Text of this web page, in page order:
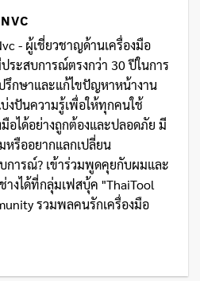
- ผู้เชี่ยวชาญด้านเครื่องมือ
ระสบการณ์ตรงกว่า 30 ปีในการ
รึกษาและแก้ไขปัญหาหน้างาน
งปันความรู้เพื่อให้ทุกคนใช้
มือได้อย่างถูกต้องและปลอดภัย มี
หรืออยากแลกเปลี่ยน
การณ์? เข้าร่วมพูดคุยกับผมและ
างได้ที่กลุ่มเฟสบุ้ค "ThaiTool
รวมพลคนรักเครื่องมือ